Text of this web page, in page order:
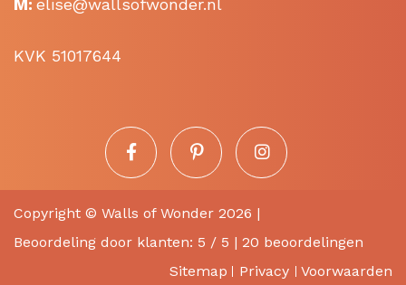
M: elise@wallsofwonder.nl
KVK 51017644
Copyright © Walls of Wonder 2026 |
Beoordeling door klanten: 5 / 5 | 20 beoordelingen
Sitemap
Privacy Voorwaarden